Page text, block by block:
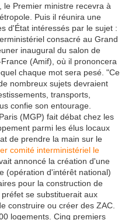
le Premier ministre recevra à
Puis il réunira une
d'État intéressés par le sujet :
consacré au Grand
inaugural du salon de
(Amif), où il prononcera
chaque mot sera pesé. "Ce
nombreux sujets devraient
transports,
confie son entourage.
(MGP) fait débat chez les
parmi les élus locaux
de prendre la main sur le
comité interministériel le
annoncé la création d'une
(opération d'intérêt national)
pour la construction de
se substituerait aux
construire ou créer des ZAC.
logements. Cinq premiers